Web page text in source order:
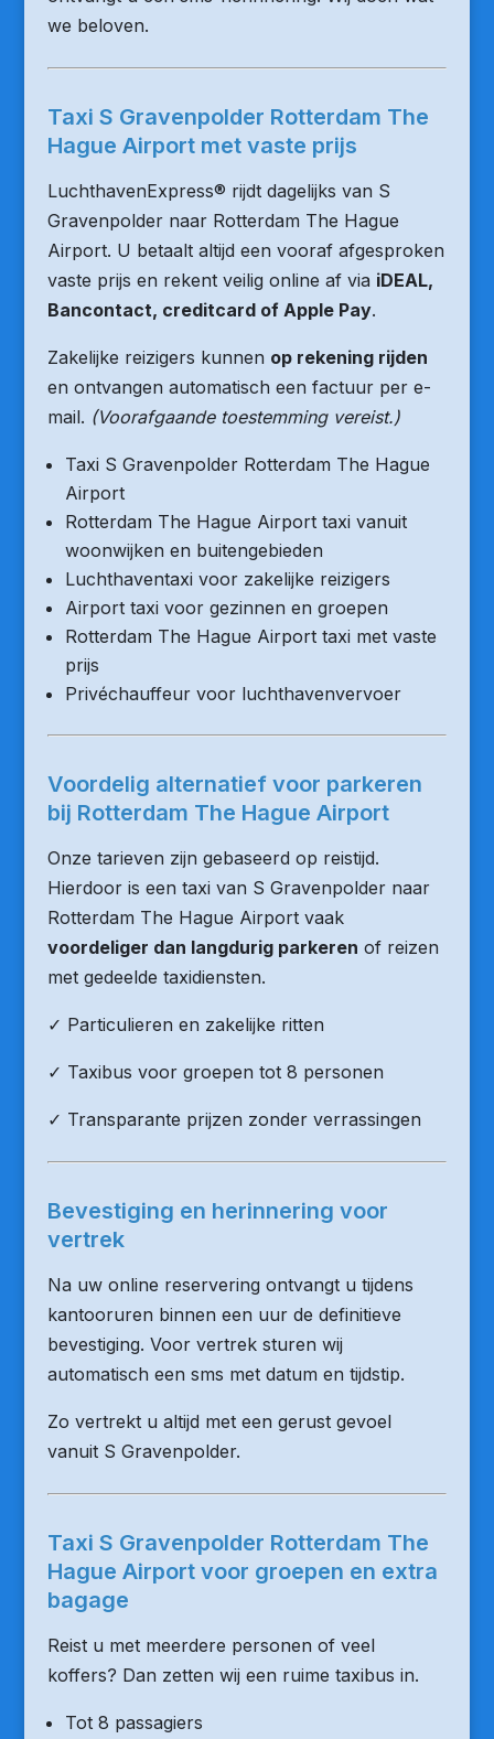
we beloven.
Taxi S Gravenpolder Rotterdam The
Hague Airport met vaste prijs
LuchthavenExpress® rijdt dagelijks van S
Gravenpolder naar Rotterdam The Hague
Airport. U betaalt altijd een vooraf afgesproken
vaste prijs en rekent veilig online af via iDEAL,
Bancontact, creditcard of Apple Pay.
Zakelijke reizigers kunnen op rekening rijden
en ontvangen automatisch een factuur per e-
mail. (Voorafgaande toestemming vereist.)
Taxi S Gravenpolder Rotterdam The Hague
Airport
Rotterdam The Hague Airport taxi vanuit
woonwijken en buitengebieden
Luchthaventaxi voor zakelijke reizigers
Airport taxi voor gezinnen en groepen
Rotterdam The Hague Airport taxi met vaste
prijs
Privéchauffeur voor luchthavenvervoer
Voordelig alternatief voor parkeren
bij Rotterdam The Hague Airport
Onze tarieven zijn gebaseerd op reistijd.
Hierdoor is een taxi van S Gravenpolder naar
Rotterdam The Hague Airport vaak
voordeliger dan langdurig parkeren of reizen
met gedeelde taxidiensten.
✓ Particulieren en zakelijke ritten
✓ Taxibus voor groepen tot 8 personen
✓ Transparante prijzen zonder verrassingen
Bevestiging en herinnering voor
vertrek
Na uw online reservering ontvangt u tijdens
kantooruren binnen een uur de definitieve
bevestiging. Voor vertrek sturen wij
automatisch een sms met datum en tijdstip.
Zo vertrekt u altijd met een gerust gevoel
vanuit S Gravenpolder.
Taxi S Gravenpolder Rotterdam The
Hague Airport voor groepen en extra
bagage
Reist u met meerdere personen of veel
koffers? Dan zetten wij een ruime taxibus in.
Tot 8 passagiers